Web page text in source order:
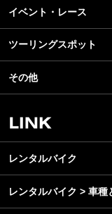
モデル情報
カスタマイズパーツ
テクノロジー
名車・旧車
ビジネス
アプリ
ライディングギア
ツーリング
アウトドア
レンタルバイク
イベント・レース
モータースポーツ
イベント
スクール・レッスン
ツーリングスポット
その他
レンタルバイク
レンタルバイク > 車種